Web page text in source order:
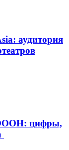
аудитория
цифры,